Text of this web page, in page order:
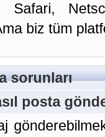
Safari,
biz tüm
sorunları
posta